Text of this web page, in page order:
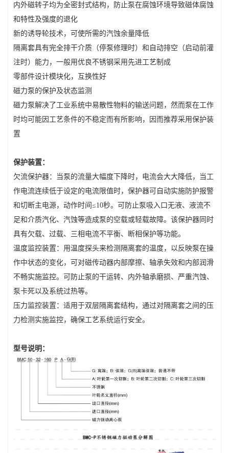
内外磁转子均为全密封式结构，防止泵在腐蚀环境导致磁体腐蚀
和特性及强度的退化
新的诱导轮技术，可使所需的汽蚀余量降低
隔离套具有完全排干介质（停泵修理时）和自动排空（启动前灌
注时）能力，一般用优良不锈钢采用先进工艺制成
零部件设计模块化，互换性好
磁力泵的保护及状态监测
磁力泵解决了工业系统中易散性物料的输送问题，然而泵在工作
时均可能因工艺条件的不稳定而有所影响，因而推荐采用保护装
置
保护装置：
欠流保护器：当泵的流量大幅度下降时，电流会大大降低，当工
作电流连续低于设定的电流限值时，保护器可自动实施防护报警
和切断主电源，动作时间≤10秒。可防止泵吸入口无液、液流不
足和介质汽化、汽蚀等造成泵的空载或轻载故障。该保护器同时
具有欠载、过载、三相电流不平衡、断相保护等功能。
温度监控装置：用温度探头来检测隔离套的温度，以反映泵在操
作中状态的变化，可对磁传动器内部摩擦、轴承失效和内部润滑
不畅实施监控。可防止泵的干运转、内外轴承磨损、严重汽蚀、
泵卡死以及系统过热等。
压力监控装置：适用于双层隔离套结构，通过对隔离套之间的压
力检测实施监控，确保工艺系统运行安全。
型号说明：